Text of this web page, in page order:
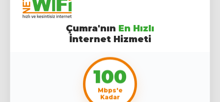
Çumra'nın En Hızlı
İnternet Hizmeti
100
Mbps'e
Kadar